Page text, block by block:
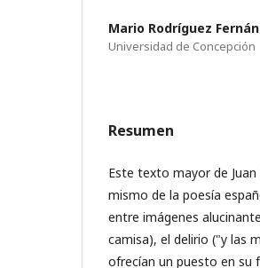
Mario Rodríguez
Universidad de Concepción
Resumen
Este texto mayor de
mismo de la poesía
entre imágenes
camisa), el delirio ("y las
ofrecían un puesto en su